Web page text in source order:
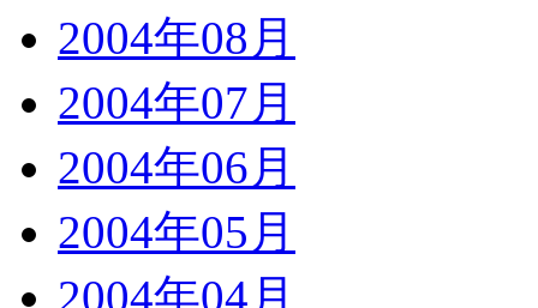
2004年08月
2004年07月
2004年06月
2004年05月
2004年04月